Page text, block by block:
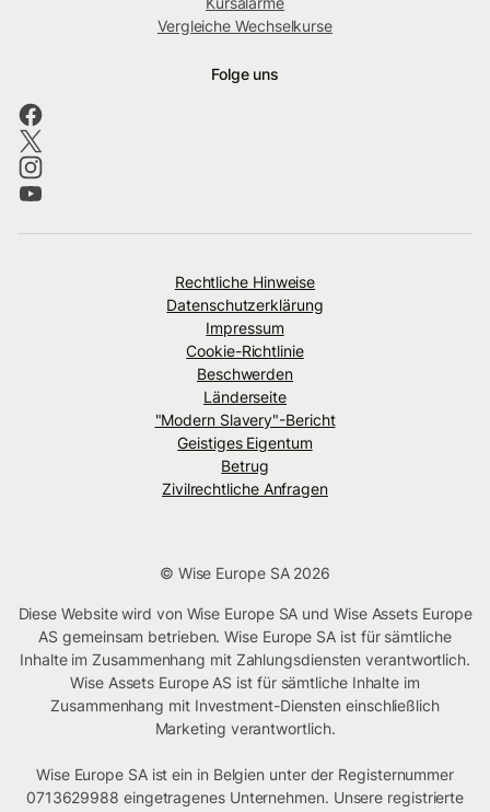
Vergleiche Wechselkurse
Folge uns
Rechtliche Hinweise
Datenschutzerklärung
Impressum
Cookie-Richtlinie
Beschwerden
Länderseite
"Modern Slavery"-Bericht
Geistiges Eigentum
Betrug
Zivilrechtliche Anfragen
© Wise Europe SA 2026
Diese Website wird von Wise Europe SA und Wise Assets Europe
AS gemeinsam betrieben. Wise Europe SA ist für sämtliche
Inhalte im Zusammenhang mit Zahlungsdiensten verantwortlich.
Wise Assets Europe AS ist für sämtliche Inhalte im
Zusammenhang mit Investment-Diensten einschließlich
Marketing verantwortlich.
Wise Europe SA ist ein in Belgien unter der Registernummer
0713629988 eingetragenes Unternehmen. Unsere registrierte